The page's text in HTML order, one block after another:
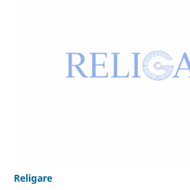
Religare